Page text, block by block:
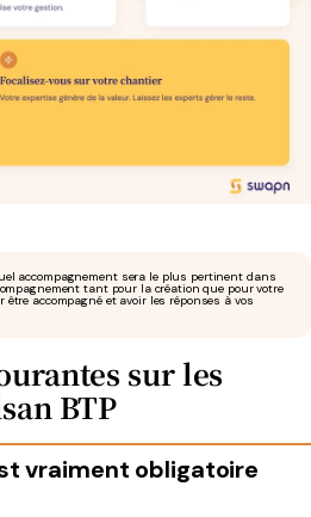
accompagnement sera le plus pertinent dans
tant pour la création que pour votre
être accompagné et avoir les réponses à vos
sur les
BTP
vraiment obligatoire